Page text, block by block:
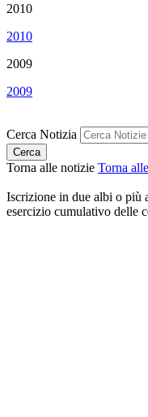
2010
2010
2009
2009
Cerca Notizia
Torna alle notizie Torna
Iscrizione in due albi o più
esercizio cumulativo delle